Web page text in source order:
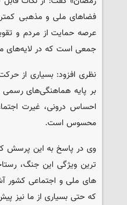
فضاهای ملی و مذهبی
عرصه حمایت از مردم و
جمعی است که در
نظری افزود: بسیاری از
بر پایه هماهنگی‌های
احساس درونی، غیرت
محسوس است.
وی در پاسخ به این پرسش
‌ترین ویژگی این جنگ،
های ملی و اجتماعی کشور
که حتی بسیاری از ما نیز